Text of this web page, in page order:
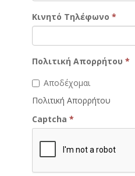
Κινητό Τηλέφωνο *
Πολιτική Απορρήτου *
Αποδέχομαι
Πολιτική Απορρήτου
Captcha *